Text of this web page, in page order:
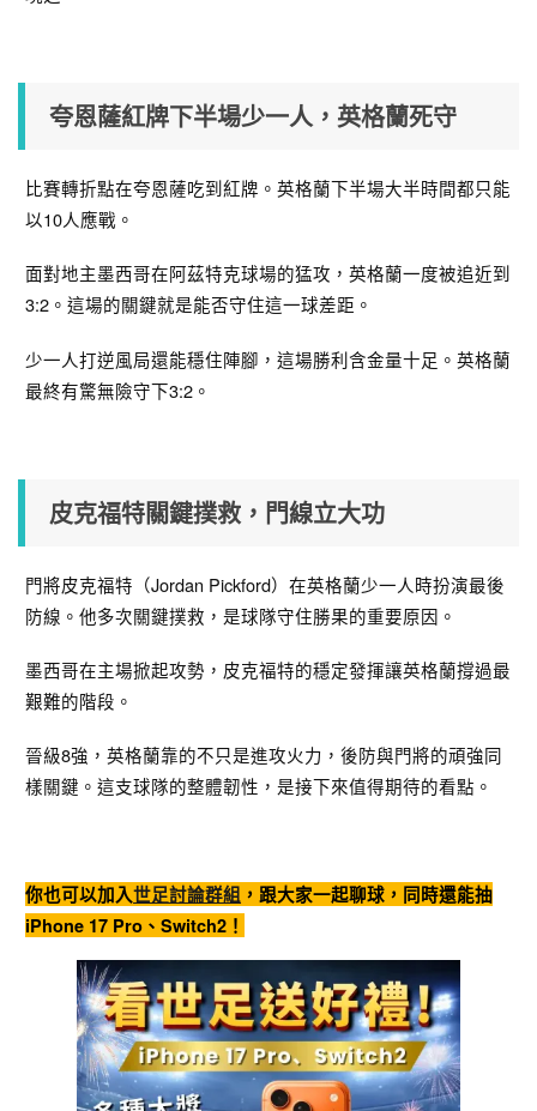
夸恩薩紅牌下半場少一人，英格蘭死守
比賽轉折點在夸恩薩吃到紅牌。英格蘭下半場大半時間都只能
以10人應戰。
面對地主墨西哥在阿茲特克球場的猛攻，英格蘭一度被追近到
3:2。這場的關鍵就是能否守住這一球差距。
少一人打逆風局還能穩住陣腳，這場勝利含金量十足。英格蘭
最終有驚無險守下3:2。
皮克福特關鍵撲救，門線立大功
門將皮克福特（Jordan Pickford）在英格蘭少一人時扮演最後
防線。他多次關鍵撲救，是球隊守住勝果的重要原因。
墨西哥在主場掀起攻勢，皮克福特的穩定發揮讓英格蘭撐過最
艱難的階段。
晉級8強，英格蘭靠的不只是進攻火力，後防與門將的頑強同
樣關鍵。這支球隊的整體韌性，是接下來值得期待的看點。
你也可以加入世足討論群組 ，跟大家一起聊球，同時還能抽
iPhone 17 Pro、Switch2！